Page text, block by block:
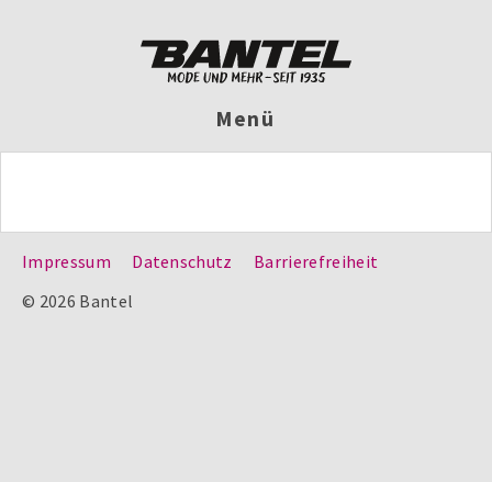
Menü
Impressum Datenschutz
Barrierefreiheit
© 2026 Bantel